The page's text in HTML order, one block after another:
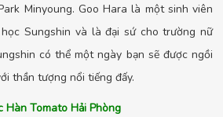
Minyoung. Goo Hara là một sinh viên
Sungshin và là đại sứ cho trường nữ
có thể một ngày bạn sẽ được ngồi
thần tượng nổi tiếng đấy.
Tomato Hải Phòng